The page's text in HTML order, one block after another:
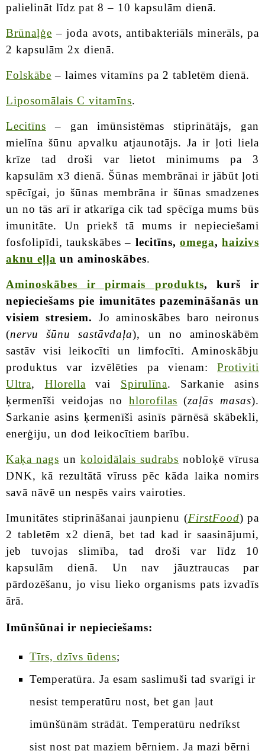
palielināt līdz pat 8 – 10 kapsulām dienā.
Brūnaļģe – joda avots, antibakteriāls minerāls, pa
2 kapsulām 2x dienā.
Folskābe – laimes vitamīns pa 2 tabletēm dienā.
Liposomālais C vitamīns.
Lecitīns – gan imūnsistēmas stiprinātājs, gan
mielīna šūnu apvalku atjaunotājs. Ja ir ļoti liela
krīze tad droši var lietot minimums pa 3
kapsulām x3 dienā. Šūnas membrānai ir jābūt ļoti
spēcīgai, jo šūnas membrāna ir šūnas smadzenes
un no tās arī ir atkarīga cik tad spēcīga mums būs
imunitāte. Un priekš tā mums ir nepieciešami
fosfolipīdi, taukskābes – lecitīns, omega,haizivs
aknu eļļa un aminoskābes.
Aminoskābes ir pirmais produkts, kurš ir
nepieciešams pie imunitātes pazemināšanās un
visiem stresiem.
Jo aminoskābes baro neironus
(nervu šūnu sastāvdaļa), un no aminoskābēm
sastāv visi leikocīti un limfocīti. Aminoskābju
produktus var izvēlēties pa vienam: Protiviti
Ultra, Hlorella vai Spirulīna. Sarkanie asins
ķermenīši veidojas no hlorofilas (zaļās masas).
Sarkanie asins ķermenīši asinīs pārnēsā skābekli,
enerģiju, un dod leikocītiem barību.
Kaķa nags un koloidālais sudrabs nobloķē vīrusa
DNK, kā rezultātā vīruss pēc kāda laika nomirs
savā nāvē un nespēs vairs vairoties.
Imunitātes stiprināšanai jaunpienu (FirstFood) pa
2 tabletēm x2 dienā, bet tad kad ir saasinājumi,
jeb tuvojas slimība, tad droši var līdz 10
kapsulām dienā. Un nav jāuztraucas par
pārdozēšanu, jo visu lieko organisms pats izvadīs
ārā.
Imūnšūnai ir nepieciešams:
Tīrs, dzīvs ūdens;
Temperatūra. Ja esam saslimuši tad svarīgi ir
nesist temperatūru nost, bet gan ļaut
imūnšūnām strādāt. Temperatūru nedrīkst
sist nost pat maziem bērniem. Ja mazi bērni